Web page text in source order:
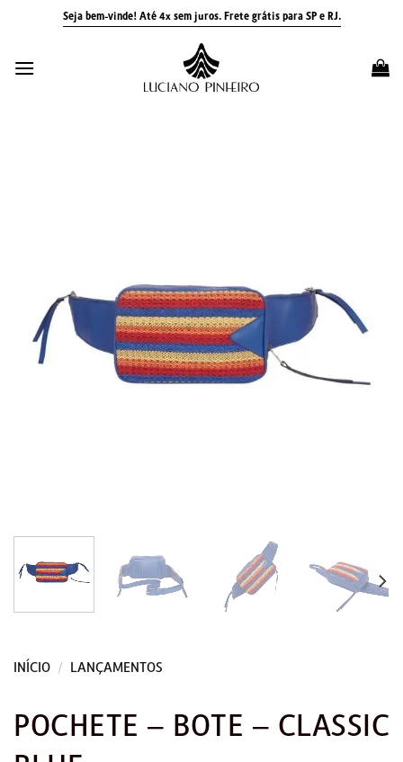
Seja bem-vinde! Até 4x sem juros. Frete grátis para SP e RJ.
INÍCIO / LANÇAMENTOS
POCHETE – BOTE – CLASSIC